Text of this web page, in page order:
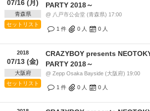
07/16 (月)
青森県
セットリスト
PARTY 2018～
@ 八戸市公会堂 (青森県) 17:00
1 件 0 人 0 人
2018
07/13 (金)
大阪府
セットリスト
CRAZYBOY presents
PARTY 2018～
@ Zepp Osaka Bayside (大阪府) 19:00
1 件 0 人 0 人